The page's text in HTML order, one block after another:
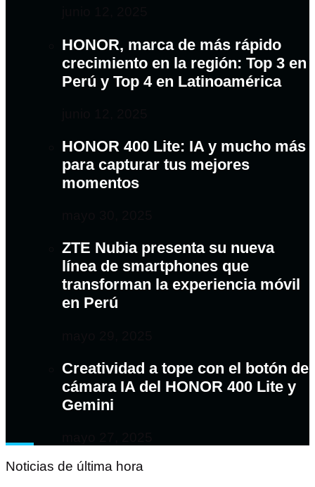
HONOR, marca de más rápido
crecimiento en la región: Top 3 en
Perú y Top 4 en Latinoamérica
HONOR 400 Lite: IA y mucho más
para capturar tus mejores
momentos
ZTE Nubia presenta su nueva
línea de smartphones que
transforman la experiencia móvil
en Perú
Creatividad a tope con el botón de
cámara IA del HONOR 400 Lite y
Gemini
Noticias de última hora